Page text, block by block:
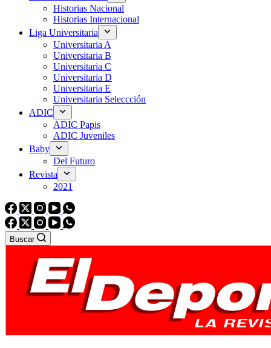
Historias Nacional
Historias Internacional
Liga Universitaria
Universitaria A
Universitaria B
Universitaria C
Universitaria D
Universitaria E
Universitaria Seleccción
ADIC
ADIC Papis
ADIC Juveniles
Baby
Del Futuro
Revista
2021
Buscar